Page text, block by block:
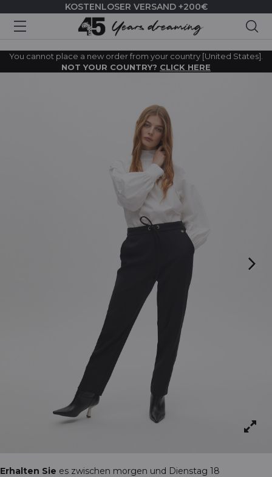
KOSTENLOSER VERSAND +200€
You cannot place a new order from your country [United States].
NOT YOUR COUNTRY? CLICK HERE
Erhalten Sie es zwischen morgen und Dienstag 18